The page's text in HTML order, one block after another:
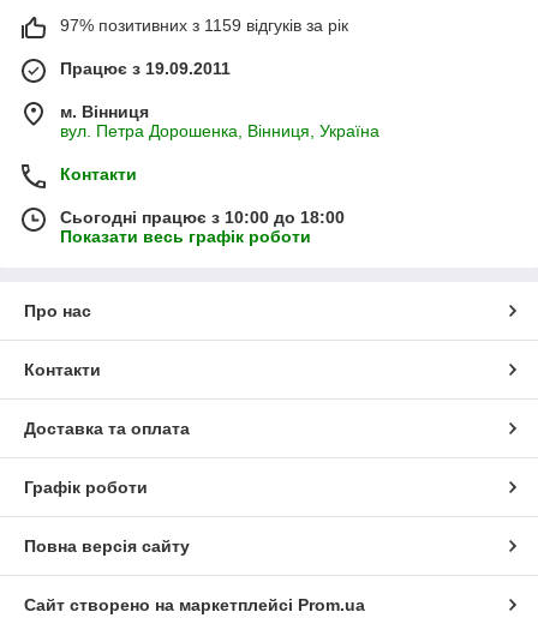
97% позитивних з 1159 відгуків за рік
Працює з 19.09.2011
м. Вінниця
вул. Петра Дорошенка, Вінниця, Україна
Контакти
Сьогодні працює з 10:00 до 18:00
Показати весь графік роботи
Про нас
Контакти
Доставка та оплата
Графік роботи
Повна версія сайту
Сайт створено на маркетплейсі Prom.ua